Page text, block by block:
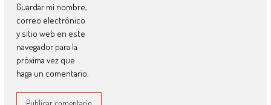
Guardar mi nombre,
correo electrónico
y sitio web en este
navegador para la
próxima vez que
haga un comentario.